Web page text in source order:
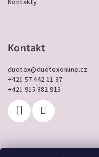
Kontakty
Kontakt
duotex@duotexonline.cz
+421 57 442 11 37
+421 915 882 913